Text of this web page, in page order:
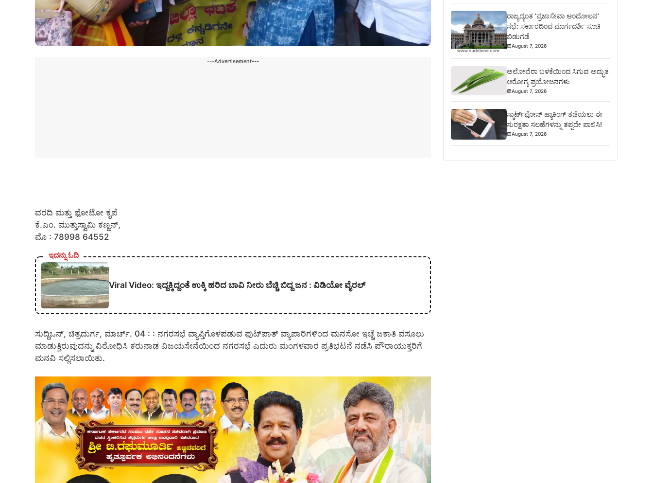
---Advertisement---
ವರದಿ ಮತ್ತು ಫೋಟೋ ಕೃಪೆ
ಕೆ.ಎಂ. ಮುತ್ತುಸ್ವಾಮಿ ಕಣ್ಣನ್,
ಮೊ : 78998 64552
ಇದನ್ನು ಓದಿ
Viral Video: ಇದ್ದಕ್ಕಿದ್ದಂತೆ ಉಕ್ಕಿ ಹರಿದ ಬಾವಿ ನೀರು ಬೆಚ್ಚಿ ಬಿದ್ದ ಜನ : ವಿಡಿಯೋ ವೈರಲ್
ಸುದ್ದಿಒನ್, ಚಿತ್ರದುರ್ಗ, ಮಾರ್ಚ್. 04 : : ನಗರಸಭೆ ವ್ಯಾಪ್ತಿಗೊಳಪಡುವ ಫುಟ್‍ಪಾತ್ ವ್ಯಾಪಾರಿಗಳಿಂದ ಮನಸೋ ಇಚ್ಚೆ ಜಕಾತಿ ವಸೂಲು
ಮಾಡುತ್ತಿರುವುದನ್ನು ವಿರೋಧಿಸಿ ಕರುನಾಡ ವಿಜಯಸೇನೆಯಿಂದ ನಗರಸಭೆ ಎದುರು ಮಂಗಳವಾರ ಪ್ರತಿಭಟನೆ ನಡೆಸಿ ಪೌರಾಯುಕ್ತರಿಗೆ
ಮನವಿ ಸಲ್ಲಿಸಲಾಯಿತು.
ರಾಜ್ಯದ್ಯಂತ ‘ಪ್ರಜಾಸೇವಾ ಆಂದೋಲನ’
ಸಭೆ: ಸರ್ಕಾರದಿಂದ ಮಾರ್ಗದರ್ಶಿ ಸೂಚಿ
ಬಿಡುಗಡೆ
August 7, 2026
ಅಲೋವೆರಾ ಬಳಕೆಯಿಂದ ಸಿಗುವ ಅದ್ಭುತ
ಆರೋಗ್ಯ ಪ್ರಯೋಜನಗಳು
August 7, 2026
ಸ್ಮಾರ್ಟ್‌ಫೋನ್ ಹ್ಯಾಕಿಂಗ್ ತಡೆಯಲು ಈ
ಸುರಕ್ಷತಾ ಸಲಹೆಗಳನ್ನು ತಪ್ಪದೇ ಪಾಲಿಸಿ!
August 7, 2026